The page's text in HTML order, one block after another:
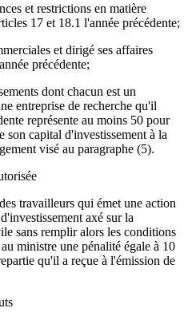
et restrictions en matière
17 et 18.1 l'année précédente;
et dirigé ses affaires
précédente;
dont chacun est un
entreprise de recherche qu'il
représente au moins 50 pour
son capital d'investissement à la
visé au paragraphe (5).
travailleurs qui émet une action
axé sur la
sans remplir alors les conditions
ministre une pénalité égale à 10
qu'il a reçue à l'émission de